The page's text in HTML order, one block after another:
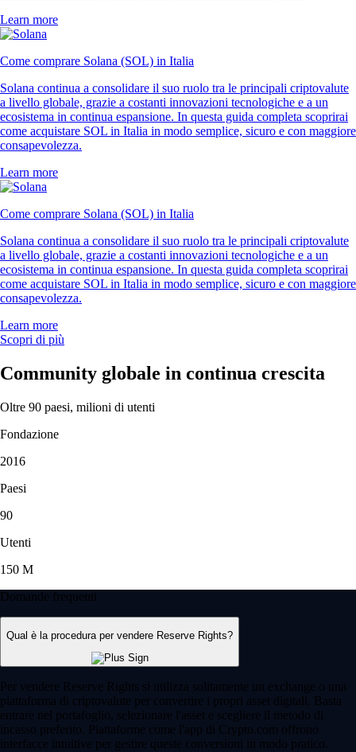
Learn more
Come comprare Solana (SOL) in Italia
Solana continua a consolidare il suo ruolo tra le principali criptovalute
a livello globale, grazie a costanti innovazioni tecnologiche e a un
ecosistema in continua espansione. In questa guida completa scoprirai
come acquistare SOL in Italia in modo semplice, sicuro e con maggiore
consapevolezza.
Learn more
Come comprare Solana (SOL) in Italia
Solana continua a consolidare il suo ruolo tra le principali criptovalute
a livello globale, grazie a costanti innovazioni tecnologiche e a un
ecosistema in continua espansione. In questa guida completa scoprirai
come acquistare SOL in Italia in modo semplice, sicuro e con maggiore
consapevolezza.
Learn more
Scopri di più
Community globale in continua crescita
Oltre 90 paesi, milioni di utenti
Fondazione
2016
Paesi
90
Utenti
150 M
Domande frequenti
Qual è la procedura per vendere Reserve Rights?
Per vendere Reserve Rights si utilizza solitamente un exchange o una
piattaforma di criptovalute per convertire i propri asset digitali. Basta
entrare nel portafoglio, selezionare l'asset e scegliere il metodo di
incasso preferito. Piattaforme come l'app di Crypto.com offrono
interfacce intuitive per gestire queste conversioni in modo pratico.